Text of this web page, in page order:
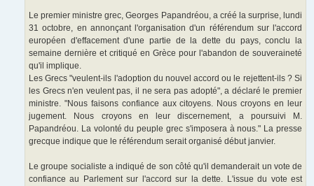
Le premier ministre grec, Georges Papandréou, a créé la surprise, lundi
31 octobre, en annonçant l'organisation d'un référendum sur l'accord
européen d'effacement d'une partie de la dette du pays, conclu la
semaine dernière et critiqué en Grèce pour l'abandon de souveraineté
qu'il implique.
Les Grecs "veulent-ils l'adoption du nouvel accord ou le rejettent-ils ? Si
les Grecs n'en veulent pas, il ne sera pas adopté", a déclaré le premier
ministre. "Nous faisons confiance aux citoyens. Nous croyons en leur
jugement. Nous croyons en leur discernement, a poursuivi M.
Papandréou. La volonté du peuple grec s'imposera à nous." La presse
grecque indique que le référendum serait organisé début janvier.
Le groupe socialiste a indiqué de son côté qu'il demanderait un vote de
confiance au Parlement sur l'accord sur la dette. L'issue du vote est